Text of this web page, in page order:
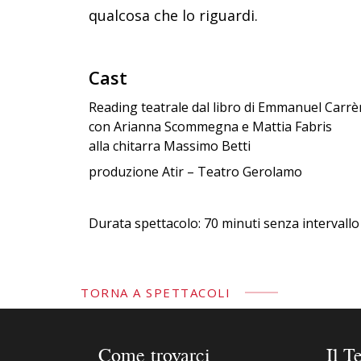
qualcosa che lo riguardi.
Cast
Reading teatrale dal libro di Emmanuel
con Arianna Scommegna e Mattia Fabris
alla chitarra Massimo Betti
produzione Atir – Teatro Gerolamo
Durata spettacolo: 70 minuti senza intervallo
TORNA A SPETTACOLI
Come trovarci Il